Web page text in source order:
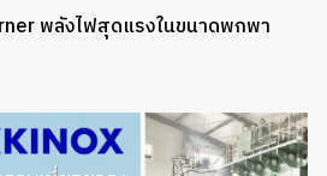
พลังไฟสุดแรงในขนาดพกพา